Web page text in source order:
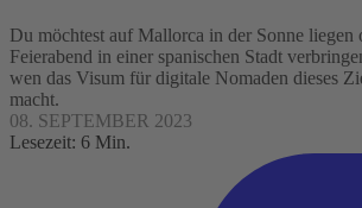
Du möchtest auf Mallorca in der Sonne liegen
Feierabend in einer spanischen Stadt
wen das Visum für digitale Nomaden dieses
macht.
08. SEPTEMBER 2023
Lesezeit: 6 Min.